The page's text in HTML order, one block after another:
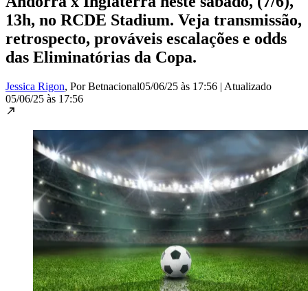
13h, no RCDE Stadium. Veja transmissão,
retrospecto, prováveis escalações e odds
das Eliminatórias da Copa.
Jessica Rigon, Por Betnacional05/06/25 às 17:56 | Atualizado
05/06/25 às 17:56